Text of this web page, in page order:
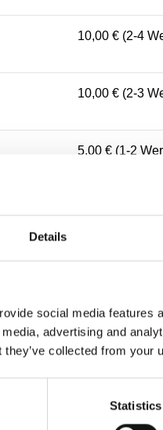
Details
social media features
advertising and
collected from your
Statistics
10,00 € (2-4
10,00 € (2-3
5,00 € (1-2
10,00 € (3-5